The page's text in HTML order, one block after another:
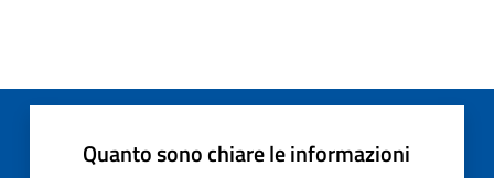
Quanto sono chiare le informazioni